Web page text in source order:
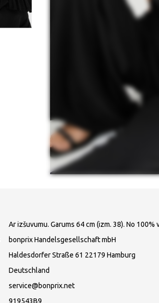
Ar izšuvumu. Garums 64 cm (izm. 38). No 100%
bonprix Handelsgesellschaft mbH
Haldesdorfer Straße 61 22179 Hamburg
Deutschland
service@bonprix.net
919543B9